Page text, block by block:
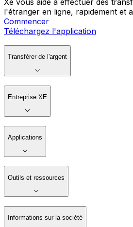
Xe vous aide à effectuer des
l'étranger en ligne, rapidement et
Commencer
Téléchargez l'application
Transférer de l'argent
Entreprise XE
Applications
Outils et ressources
Informations sur la société